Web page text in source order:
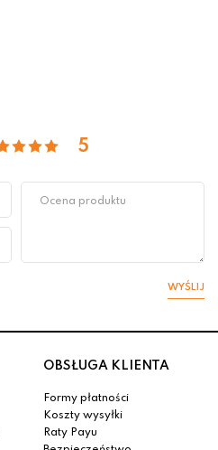
5
WYŚLIJ
OBSŁUGA KLIENTA
Formy płatności
Koszty wysyłki
Raty Payu